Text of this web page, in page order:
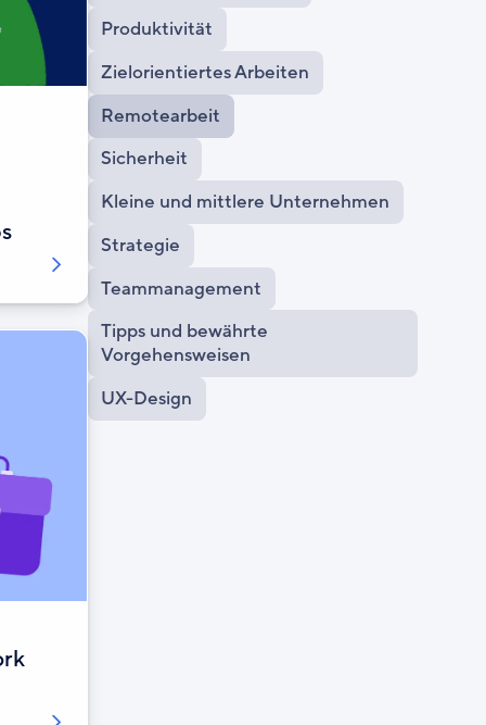
Produktivität
Zielorientiertes Arbeiten
Remotearbeit
Sicherheit
Kleine und mittlere Unternehmen
Strategie
Teammanagement
Tipps und bewährte
Vorgehensweisen
UX-Design